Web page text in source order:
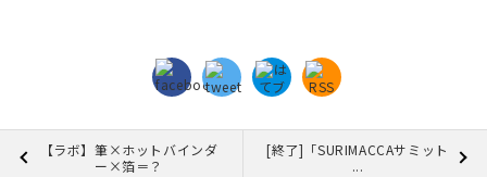
【ラボ】筆×ホットバインダ
ー×箔＝？
[終了]「SURIMACCAサミット
...